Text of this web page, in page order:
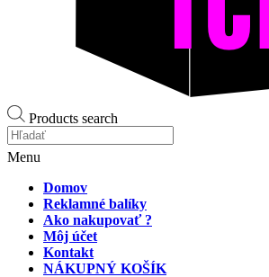
Products search
Menu
Domov
Reklamné balíky
Ako nakupovať ?
Môj účet
Kontakt
NÁKUPNÝ KOŠÍK